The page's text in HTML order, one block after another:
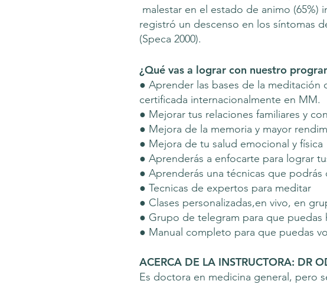
malestar en el estado de animo
registró un descenso en los síntomas
(Speca 2000).
¿Qué vas a lograr con nuestro
● Aprender las bases de la meditación
certificada internacionalmente en MM.
● Mejorar tus relaciones familiares y
● Mejora de la memoria y mayor
● Mejora de tu salud emocional y física
● Aprenderás a enfocarte para lograr
● Aprenderás una técnicas que
● Tecnicas de expertos para meditar
● Clases personalizadas,en vivo, en
● Grupo de telegram para que
● Manual completo para que puedas
ACERCA DE LA INSTRUCTORA: DR
Es doctora en medicina general, pero